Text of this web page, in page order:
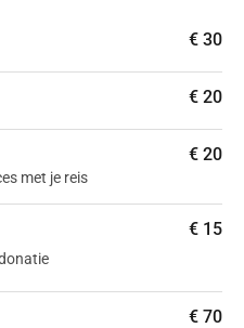
helpt, groot of klein.
willen steunen?
€ 30
€ 20
€ 20
met je reis
€ 15
€ 70